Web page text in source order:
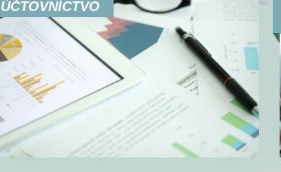
ÚČTOVNÍCTVO